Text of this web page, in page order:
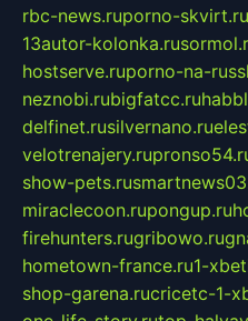
rbc-news.ruporno-skvirt.ru
13autor-kolonka.ru
hostserve.ruporno-na-
neznobi.rubigfatcc.ru
delfinet.rusilvernano.ru
velotrenajery.ru
show-pets.ru
miraclecoon.rupongup.ru
firehunters.rugribowo.ru
hometown-france.ru1-
shop-garena.rucricetc-1-